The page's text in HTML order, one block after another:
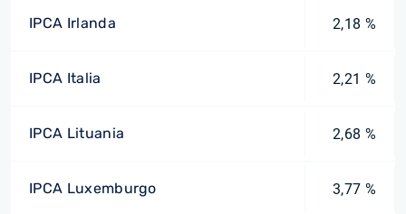
IPCA Irlanda 2,18 %
IPCA Italia 2,21 %
IPCA Lituania 2,68 %
IPCA Luxemburgo 3,77 %